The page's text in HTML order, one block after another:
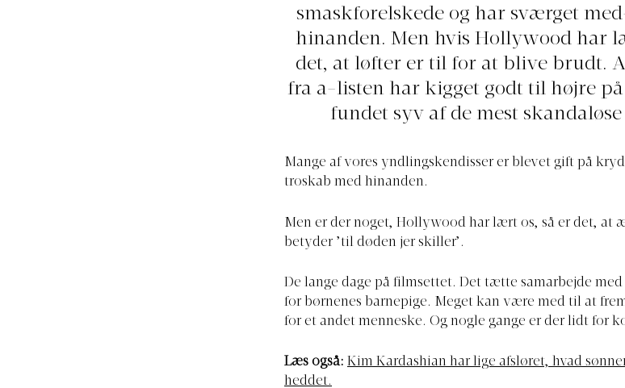
smaskforelskede og har sværget
hinanden. Men hvis Hollywood har
det, at løfter er til for at blive brudt.
fra a-listen har kigget godt til højre
fundet syv af de mest
Mange af vores yndlingskendisser er blevet gift på
troskab med hinanden.
Men er der noget, Hollywood har lært os, så er det, at
betyder ’til døden jer skiller’.
De lange dage på filmsettet. Det tætte samarbejde med
for børnenes barnepige. Meget kan være med til at
for et andet menneske. Og nogle gange er der lidt for
Læs også: Kim Kardashian har lige afsløret, hvad
heddet.